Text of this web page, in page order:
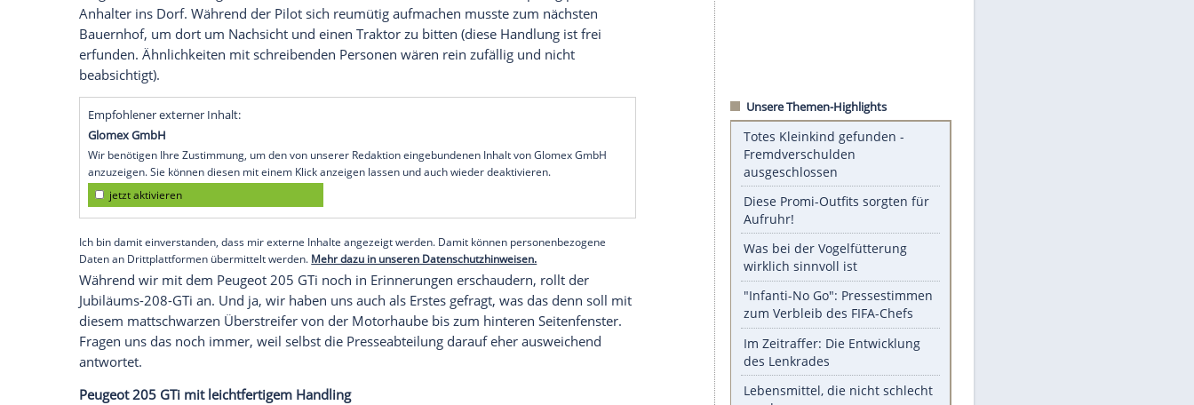
sperriger fährt als der 205. Erst recht als moppeliger Zweier-Golf, der selbst mit dem
Vierventilmotornicht so voranberserkert wie der 205 ab 1986 mit dem 128 PS starken
1,9-Liter-Motor. Wobei es eigentlich nie auf die reinen Messwerte ankommt, auch nicht auf
die 8 PS, die der Kat unserem 205 1.9 raubt.
Peugeot 205 GTi trifft auf 208 GTi 30th
Selbst einPeugeot205 GTi mit 60 oder 75 PS eröffnete wohl jedem, der mal einen besaß
oder nur fuhr, die Möglichkeit zur
.bildung. Zur Erinnerung genügt heute ein
kleiner Wink aus der Preisliste des neuen 208: Telematik-Notrufsystem Connect SOS für
270 Euro. Und schon sitzt du wieder im 205, wo solch ein Alarmsystem mehr so
telepathisch veranlagt war, Bettina hieß, auf dem Beifahrersitz saß sowie bereits auf dem
Weg in den Acker den gellenden Notruf absetzte – und sich danach miesepetrig per
Anhalter ins Dorf. Während der Pilot sich reumütig aufmachen musste zum nächsten
Bauernhof, um dort um Nachsicht und einen Traktor zu bitten (diese Handlung ist frei
erfunden. Ähnlichkeiten mit schreibenden Personen wären rein zufällig und nicht
beabsichtigt).